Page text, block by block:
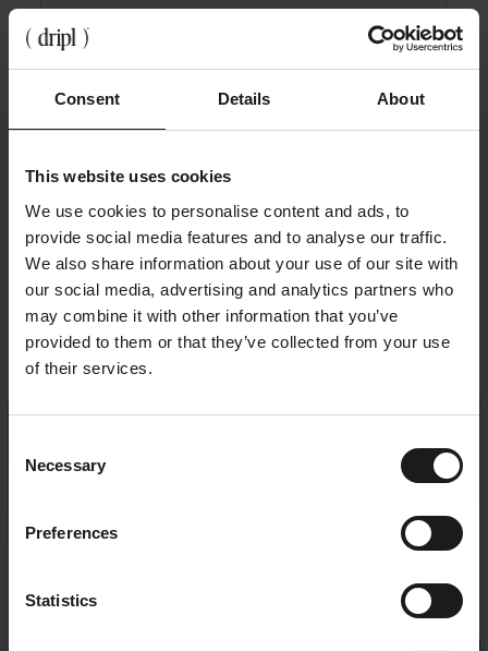
Consent Details About
This website uses cookies
We use cookies to personalise content and ads, to
provide social media features and to analyse our traffic.
We also share information about your use of our site with
our social media, advertising and analytics partners who
may combine it with other information that you’ve
provided to them or that they’ve collected from your use
of their services.
Selection
Necessary
Preferences
Statistics
Meer inspiratie